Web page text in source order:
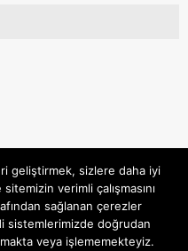
geliştirmek, sizlere daha iyi
verimli çalışmasını
sağlanan çerezler
sistemlerimizde doğrudan
veya işlememekteyiz.